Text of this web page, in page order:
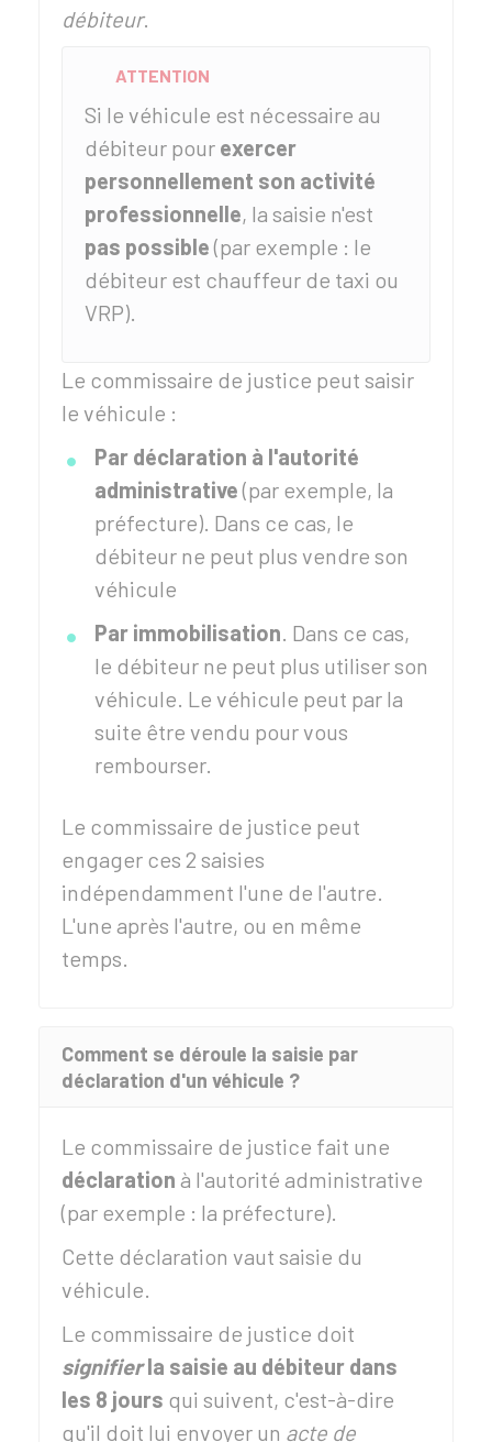
débiteur.
ATTENTION
Si le véhicule est nécessaire au
débiteur pour exercer
personnellement son activité
professionnelle, la saisie n'est
pas possible(par exemple : le
débiteur est chauffeur de taxi ou
VRP).
Le commissaire de justice peut saisir
le véhicule :
Par déclaration à l'autorité
administrative(par exemple, la
préfecture). Dans ce cas, le
débiteur ne peut plus vendre son
véhicule
Par immobilisation. Dans ce cas,
le débiteur ne peut plus utiliser son
véhicule. Le véhicule peut par la
suite être vendu pour vous
rembourser.
Le commissaire de justice peut
engager ces 2 saisies
indépendamment l'une de l'autre.
L'une après l'autre, ou en même
temps.
Comment se déroule la saisie par
déclaration d'un véhicule ?
Le commissaire de justice fait une
déclaration à l'autorité administrative
(par exemple : la préfecture).
Cette déclaration vaut saisie du
véhicule.
Le commissaire de justice doit
signifierla saisie au débiteur dans
les 8 jours qui suivent, c'est-à-dire
qu'il doit lui envoyer un acte de